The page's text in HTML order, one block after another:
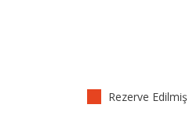
Rezerve Edilmiş